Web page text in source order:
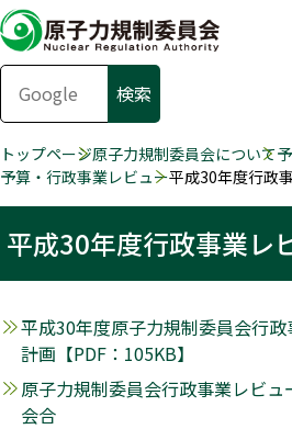
トップページ原子力規制委員会について
予算・行政事業レビュー平成30年度行政
平成30年度行政事業レ
平成30年度原子力規制委員会行
計画【PDF：105KB】
原子力規制委員会行政事業レビ
会合